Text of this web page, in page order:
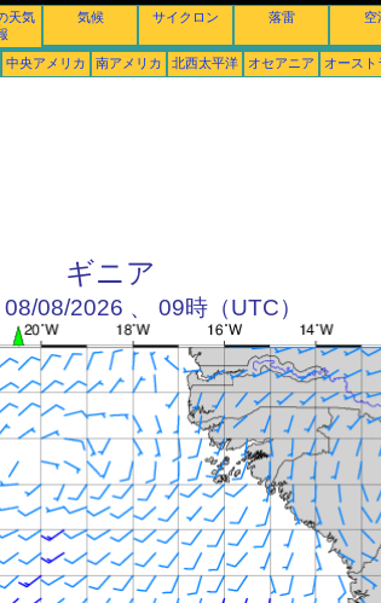
天気
気候 サイクロン 落雷 空
中央アメリカ 南アメリカ 北西太平洋 オセアニア オースト
ギニア
08/2026 、 09時（UTC）